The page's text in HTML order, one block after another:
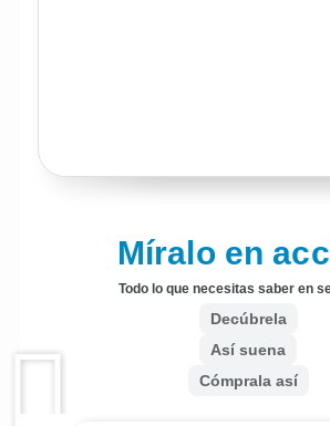
Míralo en
Todo lo que necesitas saber en
Decúbrela
Así suena
Cómprala así